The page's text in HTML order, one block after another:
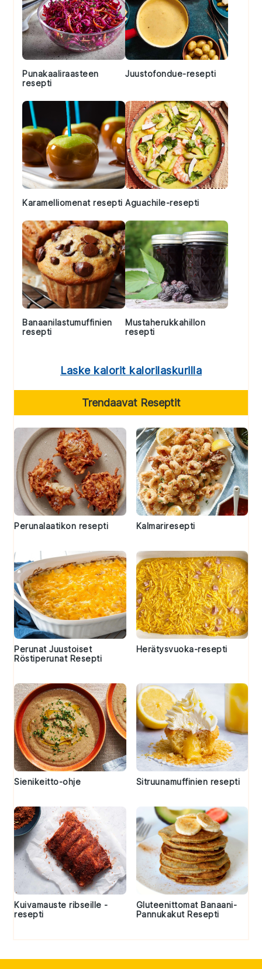
Punakaaliraasteen
resepti
Juustofondue-resepti
Karamelliomenat resepti Aguachile-resepti
Banaanilastumuffinien
resepti
Mustaherukkahillon
resepti
Laske kalorit kalorilaskurilla
Trendaavat Reseptit
Perunalaatikon resepti Kalmariresepti
Perunat Juustoiset
Röstiperunat Resepti
Herätysvuoka-resepti
Sienikeitto-ohje Sitruunamuffinien resepti
Kuivamauste ribseille -
resepti
Gluteenittomat Banaani-
Pannukakut Resepti